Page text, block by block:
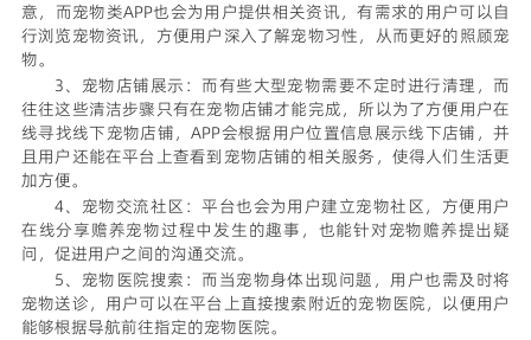
意，而宠物类APP也会为用户提供相关资讯，有需求的用户可以自
行浏览宠物资讯，方便用户深入了解宠物习性，从而更好的照顾宠
物。
3、宠物店铺展示：而有些大型宠物需要不定时进行清理，而
往往这些清洁步骤只有在宠物店铺才能完成，所以为了方便用户在
线寻找线下宠物店铺，APP会根据用户位置信息展示线下店铺，并
且用户还能在平台上查看到宠物店铺的相关服务，使得人们生活更
加方便。
4、宠物交流社区：平台也会为用户建立宠物社区，方便用户
在线分享赡养宠物过程中发生的趣事，也能针对宠物赡养提出疑
问，促进用户之间的沟通交流。
5、宠物医院搜索：而当宠物身体出现问题，用户也需及时将
宠物送诊，用户可以在平台上直接搜索附近的宠物医院，以便用户
能够根据导航前往指定的宠物医院。